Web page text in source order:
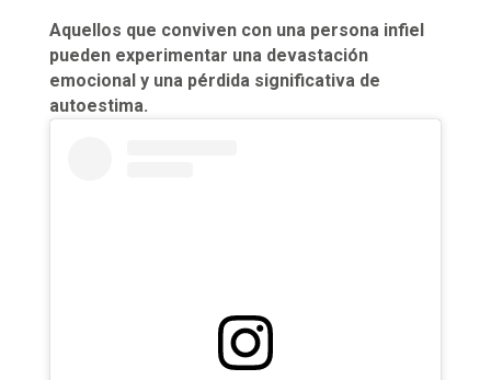
Aquellos que conviven con una persona infiel
pueden experimentar una devastación
emocional y una pérdida significativa de
autoestima.